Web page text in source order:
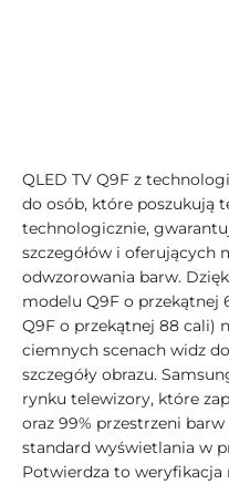
QLED TV Q9F z
do osób, które poszukują
technologicznie,
szczegółów i oferujących
odwzorowania barw.
modelu Q9F o przekątnej
Q9F o przekątnej 88 cali)
ciemnych scenach widz
szczegóły obrazu.
rynku telewizory, które
oraz 99% przestrzeni
standard wyświetlania w
Potwierdza to